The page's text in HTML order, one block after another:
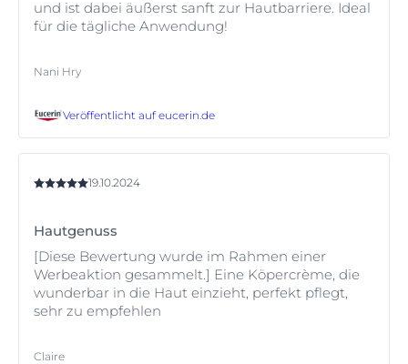
und ist dabei äußerst sanft zur Hautbarriere. Ideal
für die tägliche Anwendung!
Nani Hry
Veröffentlicht auf eucerin.de
19.10.2024
Hautgenuss
[Diese Bewertung wurde im Rahmen einer
Werbeaktion gesammelt.] Eine Köpercrème, die
wunderbar in die Haut einzieht, perfekt pflegt,
sehr zu empfehlen
Claire